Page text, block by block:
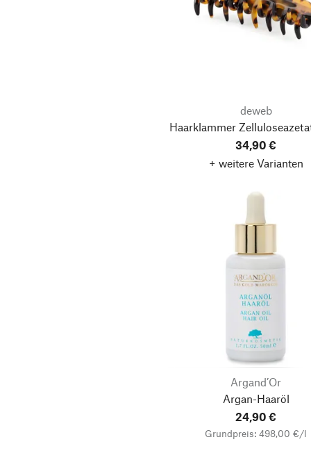
deweb
Haarklammer
34,90 €
+ weitere Varianten
Argand’Or
Argan-Haaröl
24,90 €
Grundpreis: 498,00 €/l